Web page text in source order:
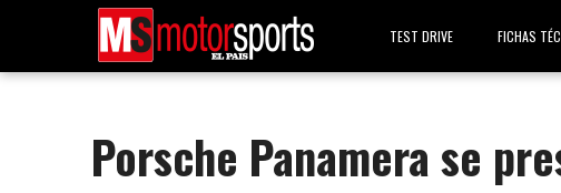
TEST DRIVE FICHAS
Porsche Panamera se